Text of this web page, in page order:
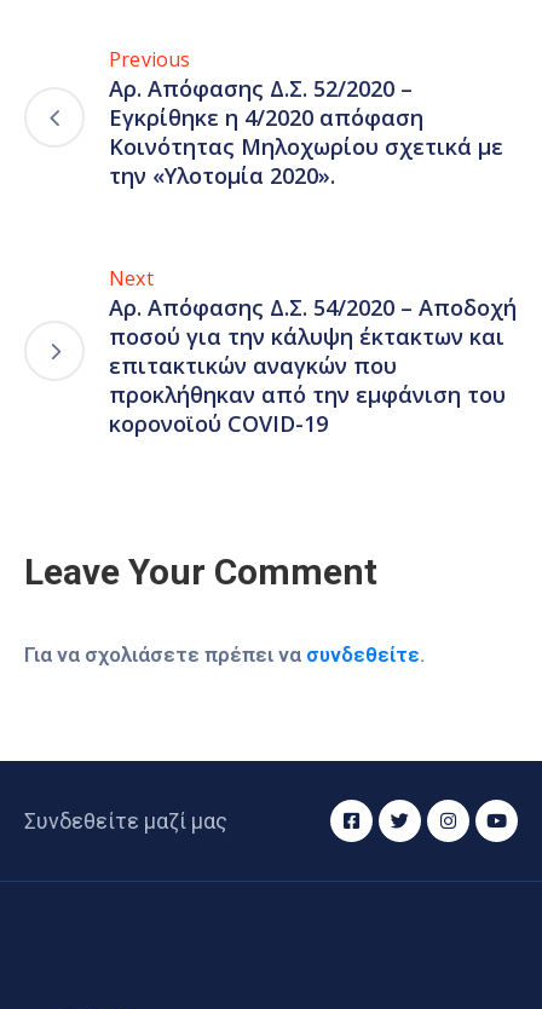
Previous
Αρ. Απόφασης Δ.Σ. 52/2020 –
Εγκρίθηκε η 4/2020 απόφαση
Κοινότητας Μηλοχωρίου σχετικά με
την «Υλοτομία 2020».
Next
Αρ. Απόφασης Δ.Σ. 54/2020 – Αποδοχή
ποσού για την κάλυψη έκτακτων και
επιτακτικών αναγκών που
προκλήθηκαν από την εμφάνιση του
κορονοϊού COVID-19
Leave Your Comment
Για να σχολιάσετε πρέπει να συνδεθείτε.
Συνδεθείτε μαζί μας